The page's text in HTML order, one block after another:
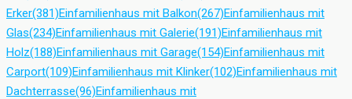
Erker(381)Einfamilienhaus mit Balkon(267)Einfamilienhaus mit
Glas(234)Einfamilienhaus mit Galerie(191)Einfamilienhaus mit
Holz(188)Einfamilienhaus mit Garage(154)Einfamilienhaus mit
Carport(109)Einfamilienhaus mit Klinker(102)Einfamilienhaus mit
Dachterrasse(96)Einfamilienhaus mit